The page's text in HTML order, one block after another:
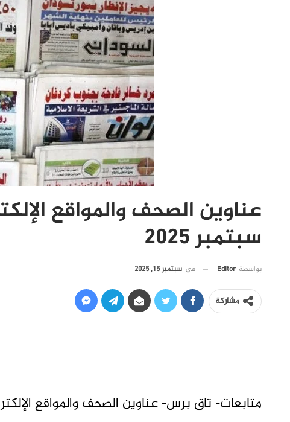
سبتمبر 2025
بواسطة Editor في سبتمبر 15, 2025
مشاركة
متابعات- تاق برس- عناوين الصحف والمواقع الإلكترونية اليوم